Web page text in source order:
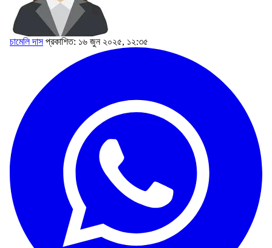
চামেলি দাস প্রকাশিত: ১৬ জুন ২০২৫, ১২:৩৫